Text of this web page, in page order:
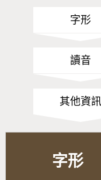
字形
讀音
其他資訊
字形